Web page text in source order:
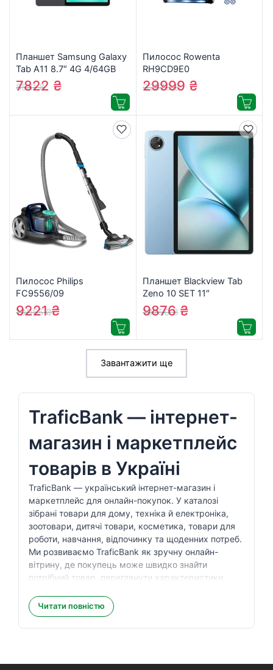
Планшет Samsung Galaxy
Tab A11 8.7″ 4G 4/64GB
Gray (SM-X135FZAAEUC)
8581₴
7822 ₴
Пилосос Rowenta
RH9CD9E0
32879₴
29999 ₴
Пилосос Philips
FC9556/09
10055₴
9221₴
Планшет Blackview Tab
Zeno 10 SET 11″
8GB/256GB 5G Ice Blue
Чохол, Скло, Клавіатура,
Миш, стилус, адаптер
живлення
10750₴
9876₴
Завантажити ще
TraficBank — інтернет-
магазин і маркетплейс
товарів в Україні
TraficBank — український інтернет-магазин і
маркетплейс для онлайн-покупок. У каталозі
зібрані товари для дому, техніка й електроніка,
зоотовари, дитячі товари, косметика, товари для
роботи, навчання, відпочинку та щоденних потреб.
Ми розвиваємо TraficBank як зручну онлайн-
вітрину, де покупець може швидко знайти
потрібний товар, переглянути характеристики,
зайвих дій.
також користуватися мобільним застосунком
Читати повністю